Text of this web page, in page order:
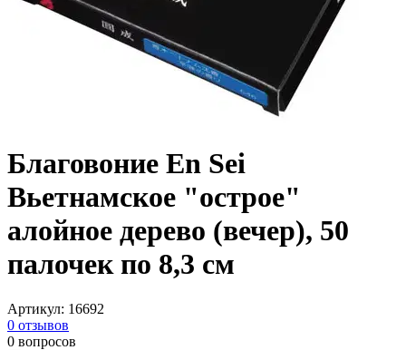
Благовоние En Sei
Вьетнамское "острое"
алойное дерево (вечер), 50
палочек по 8,3 см
Артикул: 16692
0 отзывов
0 вопросов